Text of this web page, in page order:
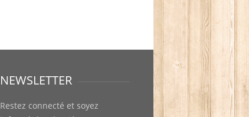
NEWSLETTER
Restez connecté et soyez